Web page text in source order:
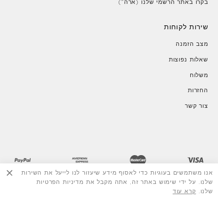
אנו משתמשים בעוגיות כדי לאסוף מידע שיעזור לנו לייעל את השירות
שלנו. על ידי שימוש באתר זה, אתה מקבל את מדיניות הפרטיות
שלנו.
קרא עוד
בקרו באתר הרשמי שלנו (ארה")
שירות לקוחות
מצב הזמנה
שאלות נפוצות
משלוח
החזרות
צור קשר